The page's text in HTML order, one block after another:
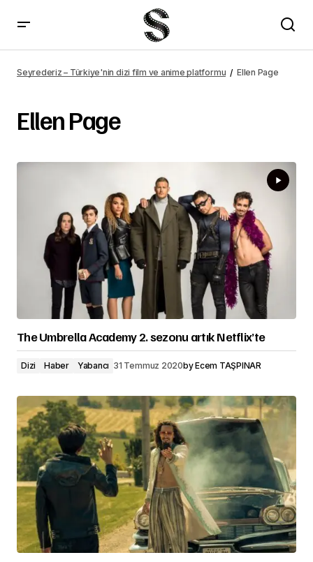
Seyrederiz – Türkiye'nin dizi film ve anime platformu Ellen Page
Ellen Page
The Umbrella Academy 2. sezonu artık Netflix’te
Dizi Haber Yabancı 31 Temmuz 2020byEcem TAŞPINAR